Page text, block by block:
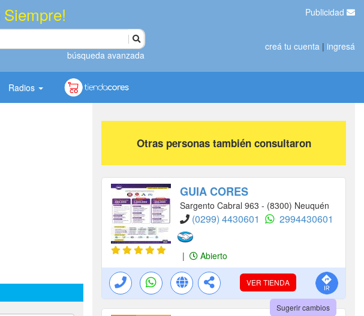
Siempre!
búsqueda avanzada
Publicidad
creá tu cuenta | ingresá
Radios
Otras personas también consultaron
GUIA CORES
Sargento Cabral 963 - (8300) Neuquén
(0299) 4430601 2994430601
| Abierto
VER TIENDA
Sugerir cambios